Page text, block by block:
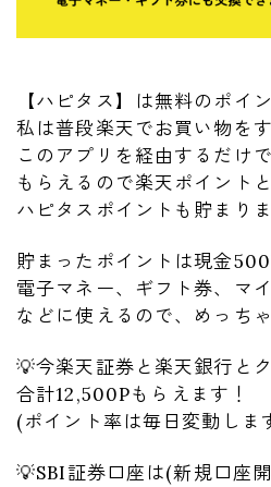
【ハピタス】は無料のポイ
私は普段楽天でお買い物を
このアプリを経由するだけ
もらえるので楽天ポイント
ハピタスポイントも貯まりま
貯まったポイントは現金
電子マネー、ギフト券、マ
などに使えるので、めっち
💡今楽天証券と楽天銀行と
合計12,500Pもらえます！
(ポイント率は毎日変動しま
💡SBI証券口座は(新規口座